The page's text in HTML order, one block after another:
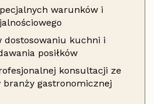
warunków i
dostosowaniu kuchni i
posiłków
konsultacji ze
branży gastronomicznej